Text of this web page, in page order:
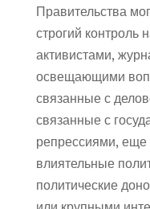
Правительства
строгий
активистами,
освещающими
связанные с
связанные с
репрессиями, еще
влиятельные
политические